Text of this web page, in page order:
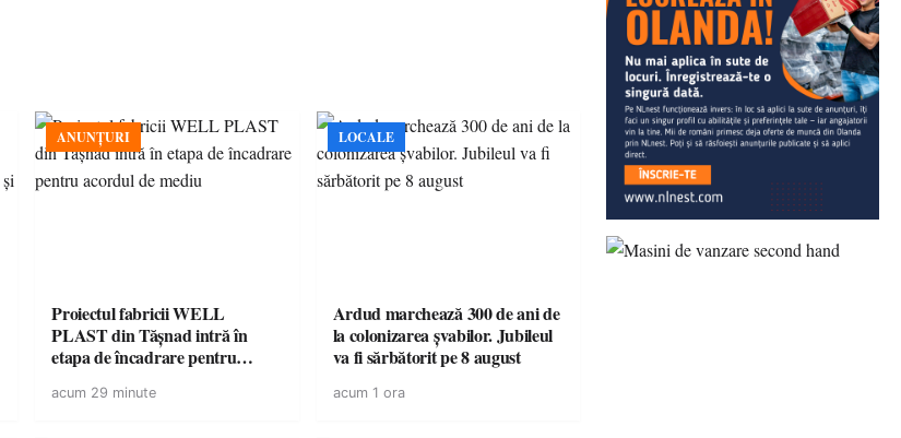
ANUNȚURI
Proiectul fabricii WELL
PLAST din Tășnad intră în
etapa de încadrare pentru
acum 29 minute
LOCALE
Ardud marchează 300 de ani de
la colonizarea șvabilor. Jubileul
va fi sărbătorit pe 8 august
acum 1 ora